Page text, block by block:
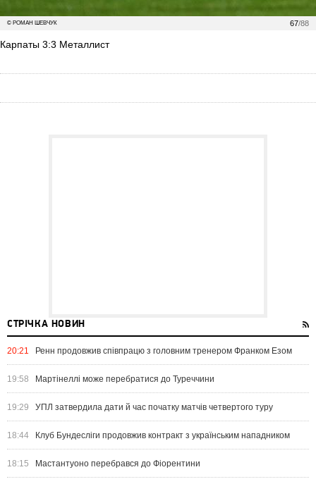
67/88
© РОМАН ШЕВЧУК
Карпаты 3:3 Металлист
СТРІЧКА НОВИН
20:21 Ренн продовжив співпрацю з головним тренером Франком Езом
19:58 Мартінеллі може перебратися до Туреччини
19:29 УПЛ затвердила дати й час початку матчів четвертого туру
18:44 Клуб Бундесліги продовжив контракт з українським нападником
18:15 Мастантуоно перебрався до Фіорентини